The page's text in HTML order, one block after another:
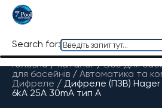
Search for:
Головна / Каталог/Все для
для басейнів / Автоматика та
Дифреле / Дифреле (ПЗВ)
6kА 25А 30mA тип А